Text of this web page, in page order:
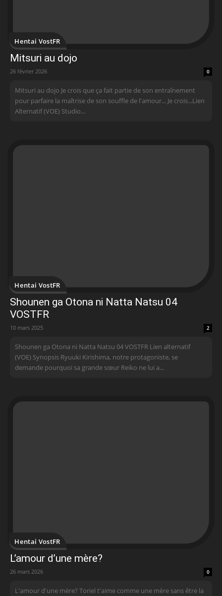
Hentai VostFR
Mitsuri au dojo
26 février 2026 0
Mitsuri au dojo Je crois que ça fait partie de son entraînement
pour parfaire la maîtrise de son souffle de l'amour... Je crois...Lien
Alternatif (VOE) Studio...
Hentai VostFR
Shounen ga Otona ni Natta Natsu 04
VOSTFR
10 mars 2025 2
Shounen ga Otona ni Natta Natsu 04 VOSTFR Lien alternatif
(VOE) Synopsis Ryuuki Kirishima, notre protagoniste, se
demande pourquoi sa grande sœur Reiko ne lui a...
Hentai VostFR
L’amour d’une mère?
26 mars 2026 0
L'amour d'une mère? Toriel t'aime comme une mère sans être la